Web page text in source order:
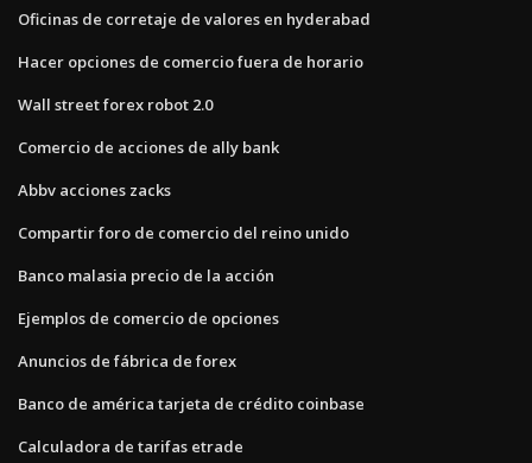
Oficinas de corretaje de valores en hyderabad
Hacer opciones de comercio fuera de horario
Wall street forex robot 2.0
Comercio de acciones de ally bank
Abbv acciones zacks
Compartir foro de comercio del reino unido
Banco malasia precio de la acción
Ejemplos de comercio de opciones
Anuncios de fábrica de forex
Banco de américa tarjeta de crédito coinbase
Calculadora de tarifas etrade